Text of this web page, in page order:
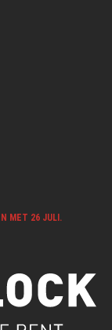
MET 26 JULI.